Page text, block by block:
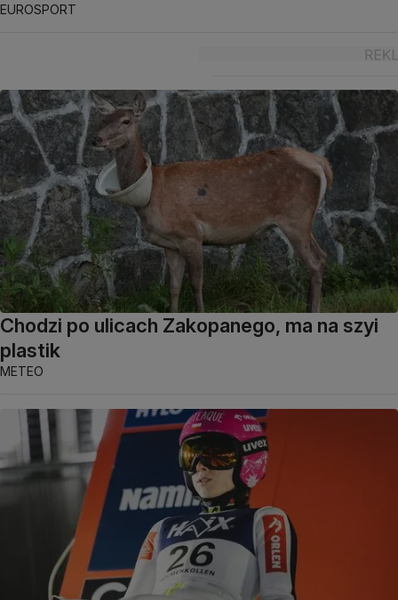
EUROSPORT
Chodzi po ulicach Zakopanego, ma na szyi
plastik
METEO